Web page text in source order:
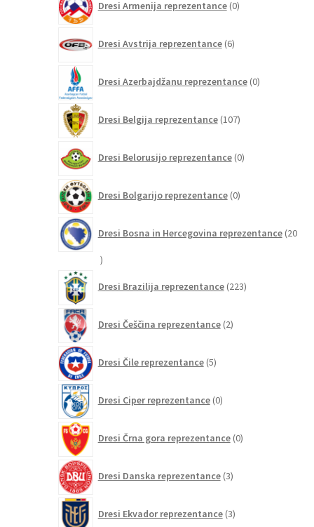
Dresi Armenija reprezentance 0izdelkov
Dresi Avstrija reprezentance 6izdelkov
Dresi Azerbajdžanu reprezentance 0izdelkov
Dresi Belgija reprezentance 107izdelkov
Dresi Belorusijo reprezentance 0izdelkov
Dresi Bolgarijo reprezentance 0izdelkov
Dresi Bosna in Hercegovina reprezentance 20
20
Dresi Brazilija reprezentance 223izdelkov
Dresi Češčina reprezentance 2izdelka
Dresi Čile reprezentance 5izdelkov
Dresi Ciper reprezentance 0izdelkov
Dresi Črna gora reprezentance 0izdelkov
Dresi Danska reprezentance 3izdelki
Dresi Ekvador reprezentance 3izdelki